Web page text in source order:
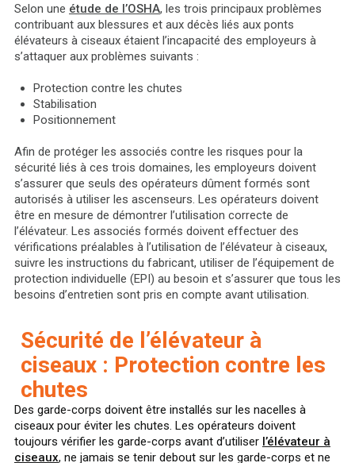
Selon une étude de l’OSHA, les trois principaux problèmes
contribuant aux blessures et aux décès liés aux ponts
élévateurs à ciseaux étaient l’incapacité des employeurs à
s’attaquer aux problèmes suivants :
Protection contre les chutes
Stabilisation
Positionnement
Afin de protéger les associés contre les risques pour la
sécurité liés à ces trois domaines, les employeurs doivent
s’assurer que seuls des opérateurs dûment formés sont
autorisés à utiliser les ascenseurs. Les opérateurs doivent
être en mesure de démontrer l’utilisation correcte de
l’élévateur. Les associés formés doivent effectuer des
vérifications préalables à l’utilisation de l’élévateur à ciseaux,
suivre les instructions du fabricant, utiliser de l’équipement de
protection individuelle (EPI) au besoin et s’assurer que tous les
besoins d’entretien sont pris en compte avant utilisation.
Sécurité de l’élévateur à
ciseaux : Protection contre les
chutes
Des garde-corps doivent être installés sur les nacelles à
ciseaux pour éviter les chutes. Les opérateurs doivent
toujours vérifier les garde-corps avant d’utiliser l’élévateur à
ciseaux, ne jamais se tenir debout sur les garde-corps et ne